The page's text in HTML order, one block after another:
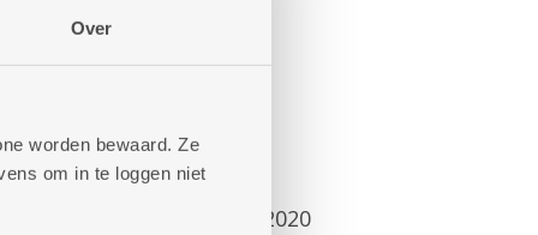
Over
worden bewaard. Ze
om in te loggen niet
Jan Denucéstraat 16, 2020